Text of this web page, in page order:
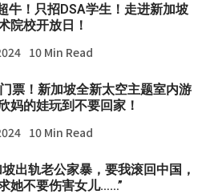
牛！只招DSA学生！走进新加坡
院校开放日！
10 Min Read
票！新加坡全新太空主题室内游
妈的娃玩到不要回家！
10 Min Read
坡出轨老公家暴，要我滚回中国，
她不要伤害女儿……”